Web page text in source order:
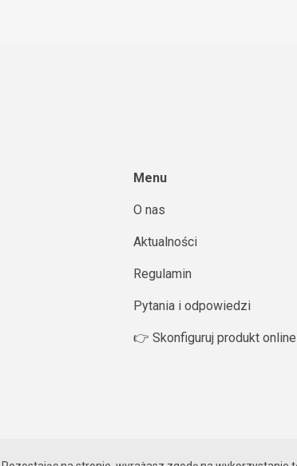
Menu
O nas
Aktualności
Regulamin
Pytania i odpowiedzi
👉 Skonfiguruj produkt online